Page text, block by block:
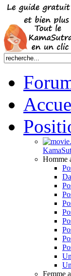
Homme
Femme